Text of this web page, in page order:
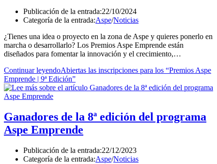
Publicación de la entrada:22/10/2024
Categoría de la entrada:Aspe/Noticias
¿Tienes una idea o proyecto en la zona de Aspe y quieres ponerlo en
marcha o desarrollarlo? Los Premios Aspe Emprende están
diseñados para fomentar la innovación y el crecimiento,…
Continuar leyendoAbiertas las inscripciones para los “Premios Aspe
Emprende | 9ª Edición”
Ganadores de la 8ª edición del programa
Aspe Emprende
Publicación de la entrada:22/12/2023
Categoría de la entrada:Aspe/Noticias